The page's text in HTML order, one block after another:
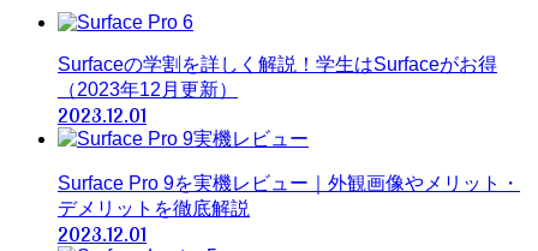
Surfaceの学割を詳しく解説！学生はSurfaceがお得
（2023年12月更新）
2023.12.01
Surface Pro 9を実機レビュー｜外観画像やメリット・
デメリットを徹底解説
2023.12.01